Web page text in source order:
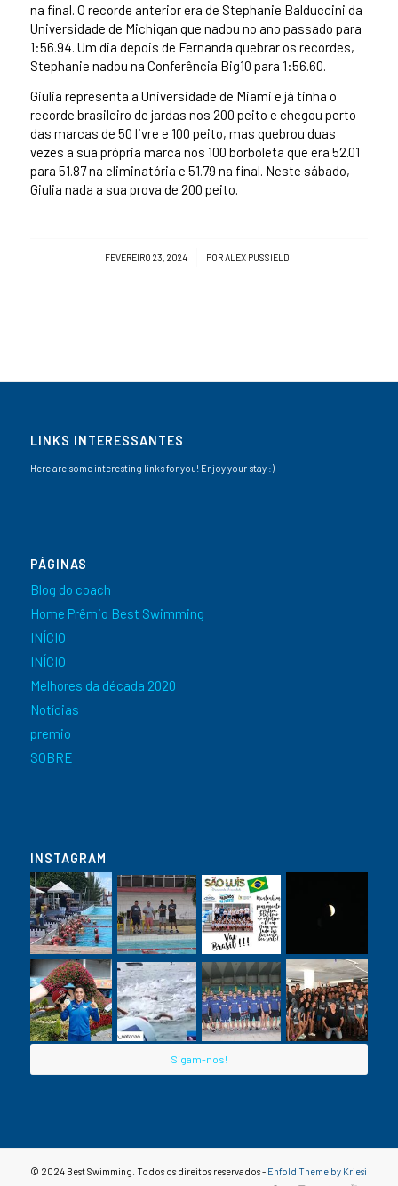
na final. O recorde anterior era de Stephanie Balduccini da
Universidade de Michigan que nadou no ano passado para
1:56.94. Um dia depois de Fernanda quebrar os recordes,
Stephanie nadou na Conferência Big10 para 1:56.60.
Giulia representa a Universidade de Miami e já tinha o
recorde brasileiro de jardas nos 200 peito e chegou perto
das marcas de 50 livre e 100 peito, mas quebrou duas
vezes a sua própria marca nos 100 borboleta que era 52.01
para 51.87 na eliminatória e 51.79 na final. Neste sábado,
Giulia nada a sua prova de 200 peito.
FEVEREIRO 23, 2024
/ PORALEX PUSSIELDI
LINKS INTERESSANTES
Here are some interesting links for you! Enjoy your stay :)
PÁGINAS
Blog do coach
Home Prêmio Best Swimming
INÍCIO
INÍCIO
Melhores da década 2020
Notícias
premio
SOBRE
INSTAGRAM
Sigam-nos!
© 2024 Best Swimming. Todos os direitos reservados - Enfold Theme by Kriesi